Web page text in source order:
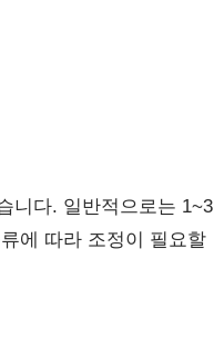
니다. 일반적으로는 1~3
에 따라 조정이 필요할